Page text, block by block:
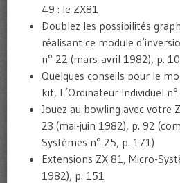
49 : le ZX81
Doublez les possibilités
réalisant ce module
n° 22 (mars-avril 1982), p.
Quelques conseils pour le
kit, L’Ordinateur Individuel
Jouez au bowling avec votre
23 (mai-juin 1982), p. 92
Systèmes n° 25, p. 171)
Extensions ZX 81, Micro-
1982), p. 151